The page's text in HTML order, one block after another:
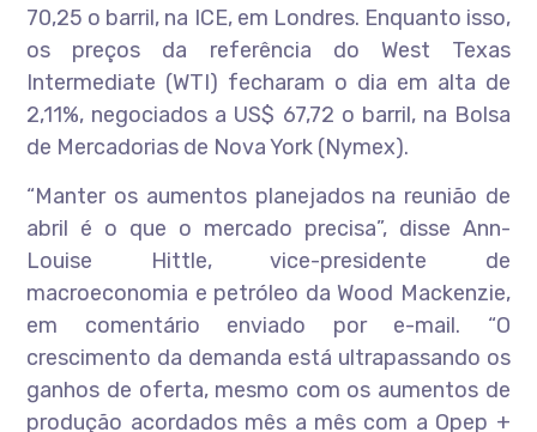
70,25 o barril, na ICE, em Londres. Enquanto isso,
os preços da referência do West Texas
Intermediate (WTI) fecharam o dia em alta de
2,11%, negociados a US$ 67,72 o barril, na Bolsa
de Mercadorias de Nova York (Nymex).
“Manter os aumentos planejados na reunião de
abril é o que o mercado precisa”, disse Ann-
Louise Hittle, vice-presidente de
macroeconomia e petróleo da Wood Mackenzie,
em comentário enviado por e-mail. “O
crescimento da demanda está ultrapassando os
ganhos de oferta, mesmo com os aumentos de
produção acordados mês a mês com a Opep +